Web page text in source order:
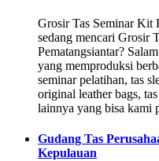
Grosir Tas Seminar Kit
sedang mencari Grosir
Pematangsiantar?
yang memproduksi
seminar pelatihan, tas
original leather bags,
lainnya yang bisa
Gudang Tas
Kepulauan